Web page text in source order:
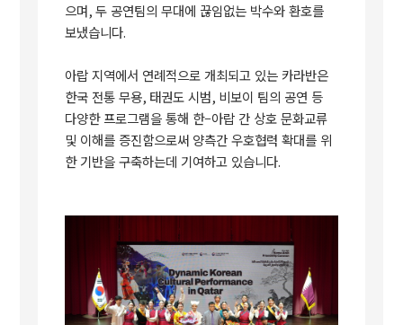
으며,두 공연팀의 무대에 끊임없는 박수와 환호를
보냈습니다.
아랍 지역에서 연례적으로 개최되고 있는 카라반은
한국 전통 무용, 태권도 시범, 비보이 팀의 공연 등
다양한 프로그램을 통해 한–아랍 간 상호 문화교류
및 이해를 증진함으로써 양측간 우호협력 확대를 위
한 기반을 구축하는데 기여하고 있습니다.